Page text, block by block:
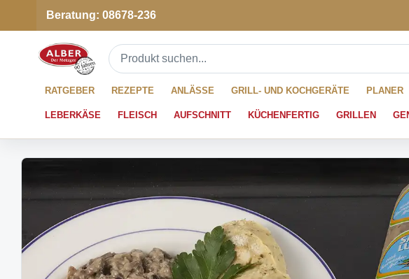
Beratung: 08678-236
RATGEBER REZEPTE ANLÄSSE GRILL- UND KOCHGERÄTE PLANER
LEBERKÄSE FLEISCH AUFSCHNITT KÜCHENFERTIG GRILLEN